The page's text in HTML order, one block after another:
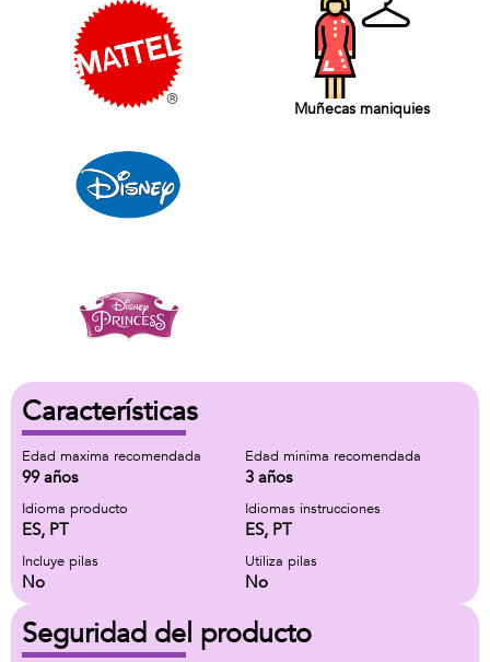
Muñecas maniquies
Características
Edad maxima recomendada
99 años
Edad minima recomendada
3 años
Idioma producto
ES, PT
Idiomas instrucciones
ES, PT
Incluye pilas
No
Utiliza pilas
No
Seguridad del producto